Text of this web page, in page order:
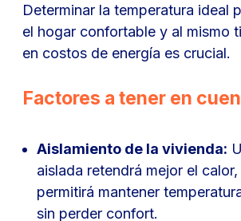
Determinar la temperatura ideal
el hogar confortable y al mismo
en costos de energía es crucial.
Factores a tener en
Aislamiento de la vivienda:
aislada retendrá mejor el
permitirá mantener
sin perder confort.